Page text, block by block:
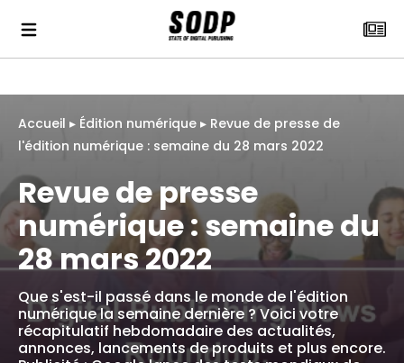
Accueil ▸ Édition numérique ▸ Revue de presse de
l'édition numérique : semaine du 28 mars 2022
Revue de presse
numérique : semaine du
28 mars 2022
Que s'est-il passé dans le monde de l'édition
numérique la semaine dernière ? Voici votre
récapitulatif hebdomadaire des actualités,
annonces, lancements de produits et plus encore.